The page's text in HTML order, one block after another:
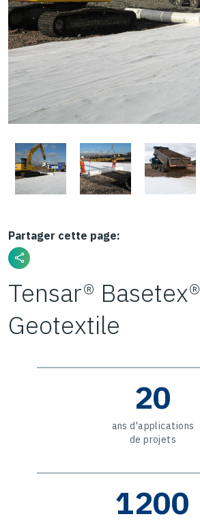
Partager cette page:
Tensar® Basetex®
Geotextile
20
ans d'applications
de projets
1200